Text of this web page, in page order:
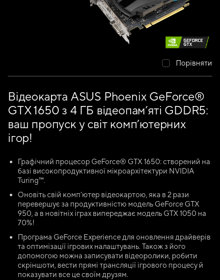
Відеокарта ASUS Phoenix GeForce®
GTX 1650 з 4 ГБ відеопам’яті GDDR5:
ваш пропуск у світ комп’ютерних
ігор!
Графічний процесор GeForce® GTX 1650: створений на
базі високопродуктивної мікроархітектури NVIDIA
Turing™.
Оновіть свій комп’ютер відеокартою, яка в 2 рази
перевершує за продуктивністю модель GeForce GTX
950, а в новітніх іграх випереджає модель GTX 1050 на
70%!
Програма GeForce Experience для оновлення драйверів
та оптимізації ігрових налаштувань. Також з його
допомогою можна записувати відеоролики, робити
скріншоти, вести прямі трансляції ігрового процесу й
показувати все це своїм друзям.
Порівняти